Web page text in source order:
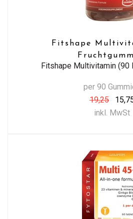
Fitshape
Fitshape Multivitamin (90
per 90
19,25
inkl. MwSt